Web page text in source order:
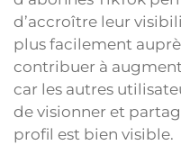
d’accroître leur
plus facilement
contribuer à
car les autres
de visionner et
profil est bien visible.